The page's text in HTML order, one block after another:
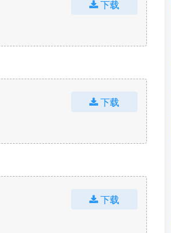
下载
下载
下载